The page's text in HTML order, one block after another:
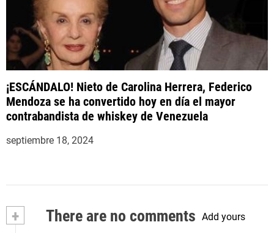
¡ESCÁNDALO! Nieto de Carolina Herrera, Federico
Mendoza se ha convertido hoy en día el mayor
contrabandista de whiskey de Venezuela
septiembre 18, 2024
+ There are no comments Add yours